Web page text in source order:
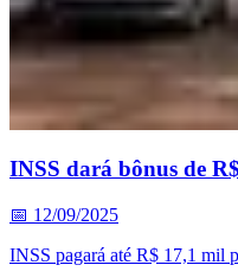
INSS dará bônus de
📅 12/09/2025
INSS pagará até R$ 17,1 mil